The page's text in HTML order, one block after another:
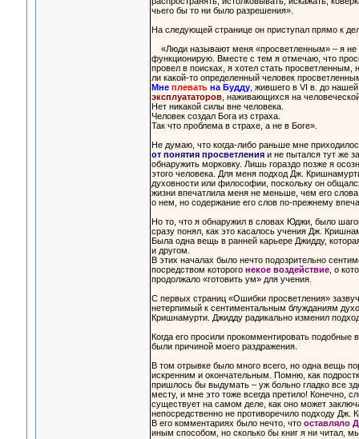
чьего бы то ни было разрешения».
На следующей странице он приступал прямо к
«Люди называют меня «просветленным» – я не
функционирую. Вместе с тем я отмечаю, что
провел в поисках, я хотел стать просветленным,
ли какой-то определенный человек
Мне плеватьна Будду, жившего в VI в. до
эксплуататоров, наживающихся на
Нет никакой силы вне человека.
Человек создал Бога из страха.
Так что проблема в страхе, а не в Боге».
Не думаю, что когда-либо раньше мне
от понятия просветленияи не пытался тут же
обнаружить морковку. Лишь гораздо позже я
этого человека. Для меня подход Дж.
духовности или философии, поскольку он
жизни впечатлила меня не меньше, чем его
о нем, но содержание его слов по-прежнему
Но то, что я обнаружил в словах Юджи, было
сразу понял, как это касалось учения Дж.
Была одна вещь в ранней карьере Джидду,
и другом.
В этих началах было нечто подозрительно
посредством которого некое воздействие, о
продолжало «готовить ум» для учения.
С первых страниц «Ошибки просветления»
нетерпимый к сентиментальным блужданиям
Кришнамурти. Джидду радикально изменил
Когда его просили прокомментировать
были причиной моего раздражения.
В том отрывке было много всего, но одна вещь
искренним и окончательным. Помню, как
пришлось бы выдумать – уж больно гладко все
месту, и мне это тоже всегда претило! Конечно,
существует на самом деле, как оно может
непосредственно не противоречило подходу Дж.
В его комментариях было нечто, что оставляло
иным способом, но сколько бы книг я ни читал,